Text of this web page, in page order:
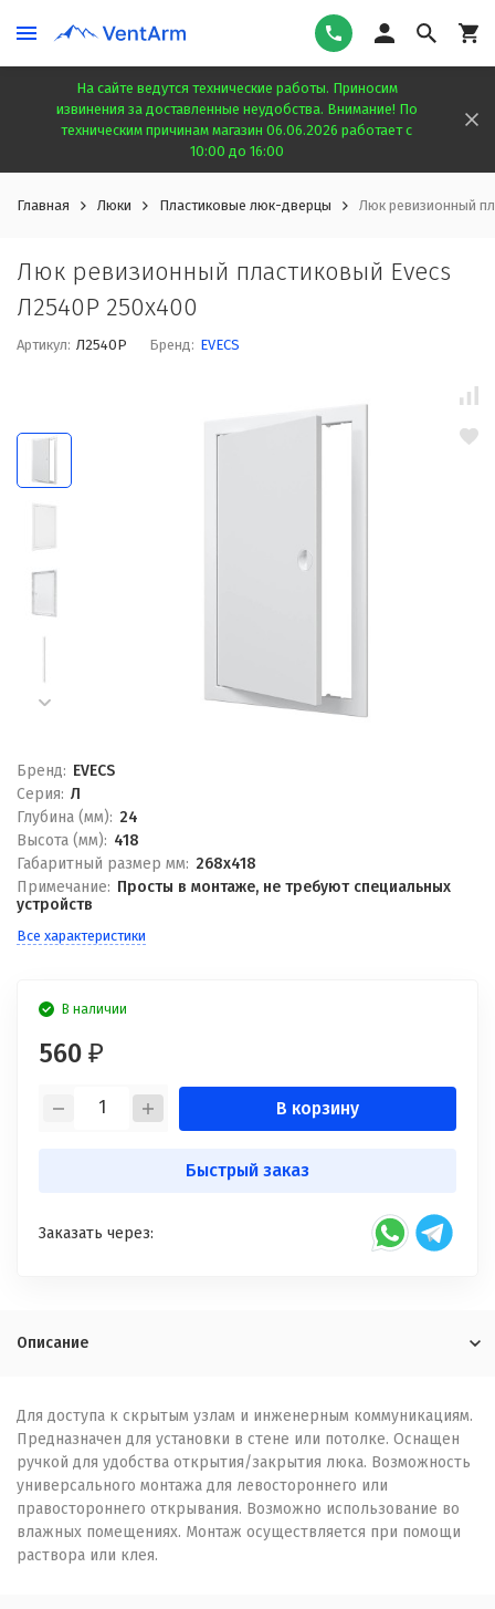
На сайте ведутся технические работы. Приносим
извинения за доставленные неудобства. Внимание! По
техническим причинам магазин 06.06.2026 работает с
10:00 до 16:00
Главная Люки Пластиковые люк-дверцы Люк ревизионный
Люк ревизионный пластиковый Evecs
Л2540Р 250x400
Артикул: Л2540Р Бренд: EVECS
Бренд: EVECS
Серия: Л
Глубина (мм): 24
Высота (мм): 418
Габаритный размер мм: 268x418
Примечание: Просты в монтаже, не требуют специальных
устройств
Все характеристики
В наличии
560 ₽
В корзину
Быстрый заказ
Заказать через:
Описание
Для доступа к скрытым узлам и инженерным коммуникациям.
Предназначен для установки в стене или потолке. Оснащен
ручкой для удобства открытия/закрытия люка. Возможность
универсального монтажа для левостороннего или
правостороннего открывания. Возможно использование во
влажных помещениях. Монтаж осуществляется при помощи
раствора или клея.